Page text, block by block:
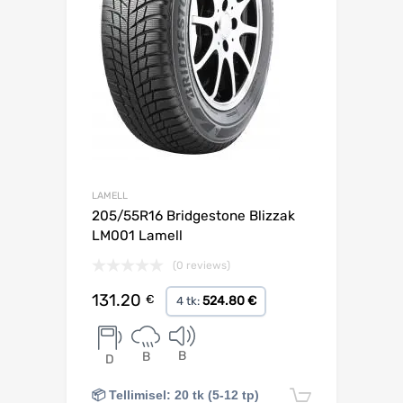
LAMELL
205/55R16 Bridgestone Blizzak
LM001 Lamell
(0 reviews)
131.20 € 4 tk: 524.80 €
D B B
📦 Tellimisel: 20 tk (5-12 tp)